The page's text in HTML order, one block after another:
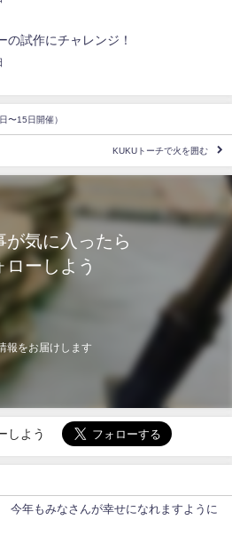
の試作にチャレンジ！
〜15日開催）
KUKUトーチで火を囲む
が気に入ったら
ローしよう
報をお届けします
しよう
今年もみなさんが幸せになれますように